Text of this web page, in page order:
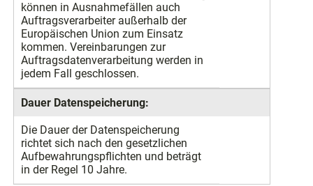
können in Ausnahmefällen auch
Auftragsverarbeiter außerhalb der
Europäischen Union zum Einsatz
kommen. Vereinbarungen zur
Auftragsdatenverarbeitung werden in
jedem Fall geschlossen.
Dauer Datenspeicherung:
Die Dauer der Datenspeicherung
richtet sich nach den gesetzlichen
Aufbewahrungspflichten und beträgt
in der Regel 10 Jahre.